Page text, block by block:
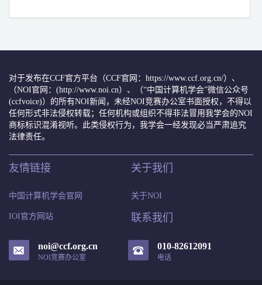
对于发布在CCF官方平台（CCF官网：https://www.ccf.org.cn/）、
（NOI官网：(http://www.noi.cn）、（“中国计算机学会”微信公众号
(ccfvoice)）的所有NOI新闻，未经NOI竞赛办公室书面授权，不得以
任何形式非法侵权转载；任何机构或组织不得非法冒用我学会的NOI
商标标识混淆视听。此类侵权行为，我学会一经发现必当严肃追究
法律责任。
友情链接
中国计算机学会官网
IOI官方网站
关于我们
关于NOI
联系我们
noi@ccf.org.cn
NOI竞赛办公室
010-82612091
电话